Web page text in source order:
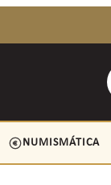
NUMISMÁTICA